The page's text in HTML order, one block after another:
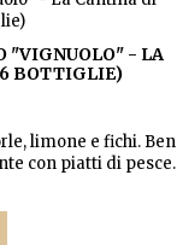
"VIGNUOLO" - LA
6 BOTTIGLIE)
limone e fichi. Ben
con piatti di pesce.